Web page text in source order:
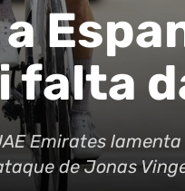
falta
Emirates
de Jonas